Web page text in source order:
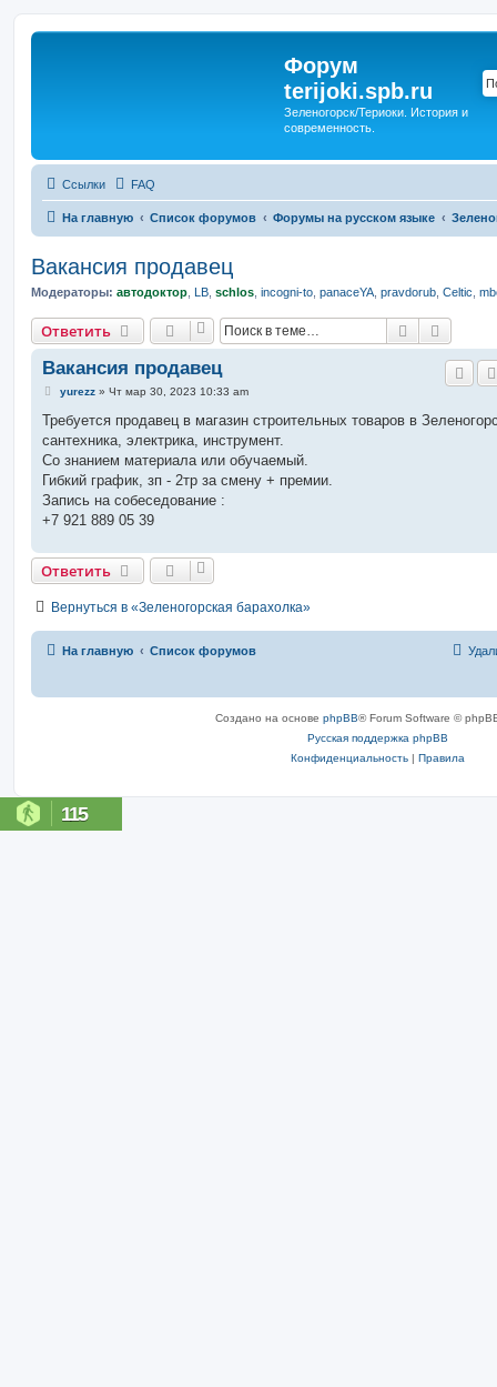
Форум
terijoki.spb.ru
Зеленогорск/Териоки. История и
современность.
Ссылки FAQ
На главную Список форумов Форумы на русском языке
Вакансия продавец
Модераторы: автодоктор LB schlos incogni-to panaceYA pravdorub Celtic
Ответить Поиск
Вакансия продавец
С
о
щ
е
и
е
yurezz» Чт мар 30, 2023 10:33 am
Требуется продавец в магазин строительных товаров в
сантехника, электрика, инструмент.
Со знанием материала или обучаемый.
Гибкий график, зп - 2тр за смену + премии.
Запись на собеседование :
+7 921 889 05 39
Ответить
Вернуться в «Зеленогорская барахолка»
На главную Список форумов
Создано на основе phpBB® Forum Software ©
Русская поддержка phpBB
Конфиденциальность | Правила
115